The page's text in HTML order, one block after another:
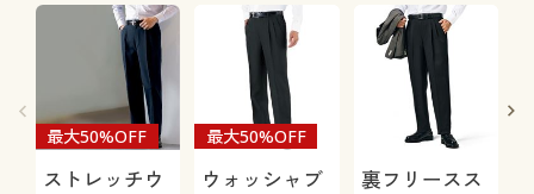
ストレッチウ
最大50%OFF
ウォッシャブ
最大50%OFF
裏フリースス